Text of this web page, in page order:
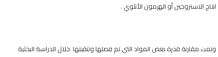
انتاج الاستروجين أو الهرمون الأنثوي .
وتمت مقارنة قدرة بعض المواد التي تم فصلها وتنقيتها خلال الدراسة البحثية